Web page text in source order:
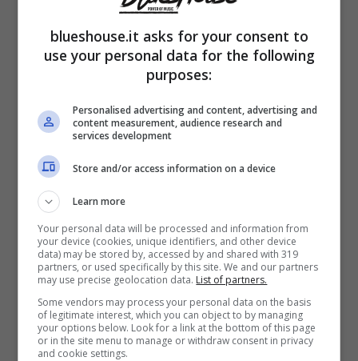
Brad Henshawvestirà i panni di Jake, uno
dei fratelli anarchici, Jake ed Elwood, i quali
torneranno a mettere sottosopra i teatri di
non mancheranno i grandi classici come
Everybody
Home Chicago
Some Loving.
Lo show dei Blues Brothers sbarca in
Italia per due imperdibili settimane
blueshouse.it asks for your consent to
use your personal data for the following
purposes:
Personalised advertising and content, advertising and
content measurement, audience research and
services development
Store and/or access information on a device
Learn more
Your personal data will be processed and information from
your device (cookies, unique identifiers, and other device
data) may be stored by, accessed by and shared with 319
partners, or used specifically by this site. We and our partners
may use precise geolocation data. List of partners.
Some vendors may process your personal data on the basis
of legitimate interest, which you can object to by managing
your options below. Look for a link at the bottom of this page
or in the site menu to manage or withdraw consent in privacy
and cookie settings.